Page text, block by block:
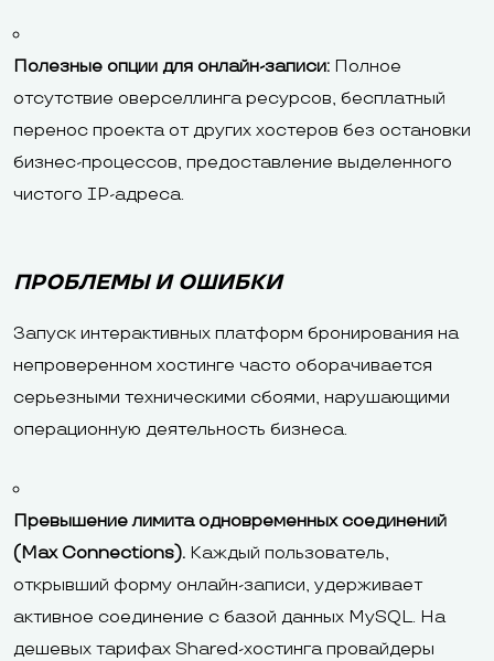
Полезные опции для онлайн-записи: Полное
отсутствие оверселлинга ресурсов, бесплатный
перенос проекта от других хостеров без остановки
бизнес-процессов, предоставление выделенного
чистого IP-адреса.
ПРОБЛЕМЫ И ОШИБКИ
Запуск интерактивных платформ бронирования на
непроверенном хостинге часто оборачивается
серьезными техническими сбоями, нарушающими
операционную деятельность бизнеса.
Превышение лимита одновременных соединений
(Max Connections). Каждый пользователь,
открывший форму онлайн-записи, удерживает
активное соединение с базой данных MySQL. На
дешевых тарифах Shared-хостинга провайдеры